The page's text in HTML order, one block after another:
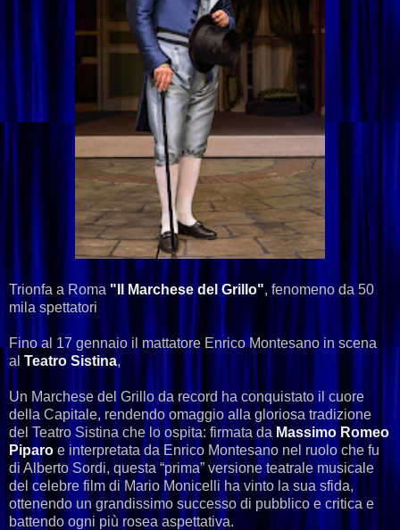
Trionfa a Roma "Il Marchese del Grillo", fenomeno da 50
mila spettatori
Fino al 17 gennaio il mattatore Enrico Montesano in scena
al Teatro Sistina,
Un Marchese del Grillo da record ha conquistato il cuore
della Capitale, rendendo omaggio alla gloriosa tradizione
del Teatro Sistina che lo ospita: firmata da Massimo Romeo
Piparo e interpretata da Enrico Montesano nel ruolo che fu
di Alberto Sordi, questa “prima” versione teatrale musicale
del celebre film di Mario Monicelli ha vinto la sua sfida,
ottenendo un grandissimo successo di pubblico e critica e
battendo ogni più rosea aspettativa.